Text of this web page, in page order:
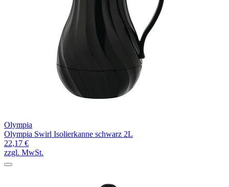
Olympia
Olympia Swirl Isolierkanne schwarz 2L
22,17 €
zzgl. MwSt.